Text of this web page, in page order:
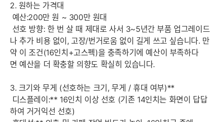
2. 원하는 가격대
예산:200만 원 ~ 300만 원대
선호 방향: 한 번 살 때 제대로 사서 3~5년간 부품 업그레이드
나 추가 비용 없이, 고장/번거로움 없이 길게 쓰고 싶습니다. 만
약 이 조건(16인치+고스펙)을 충족하기에 예산이 부족하다
면 예산을 더 확충할 의향도 확실히 있습니다.
3. 크기와 무게 (선호하는 크기, 무게 / 휴대 여부)**
디스플레이:** 16인치 이상 선호 (기존 14인치는 화면이 답답
하여 거거익선 선호)